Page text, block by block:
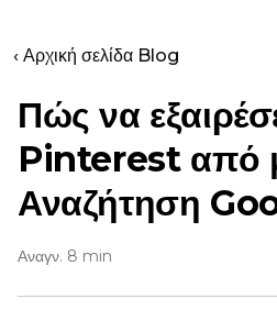
‹ Αρχική σελίδα Blog
Πώς να
Pinterest από
Αναζήτηση
Αναγν. 8 min